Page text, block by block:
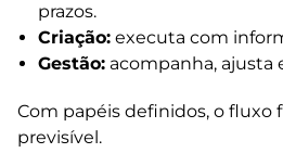
prazos.
Criação: executa com
Gestão: acompanha, ajusta
Com papéis definidos, o fluxo
previsível.